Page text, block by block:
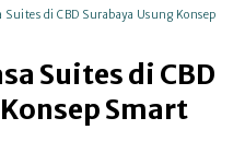
Suites di CBD Surabaya Usung Konsep
Suites di CBD
Smart